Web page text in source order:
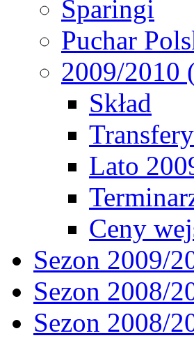
Sparingi
Puchar
2009/2010
Skład
Transfery
Lato
Ceny
Sezon 2009/
Sezon 2008/
Sezon 2008/